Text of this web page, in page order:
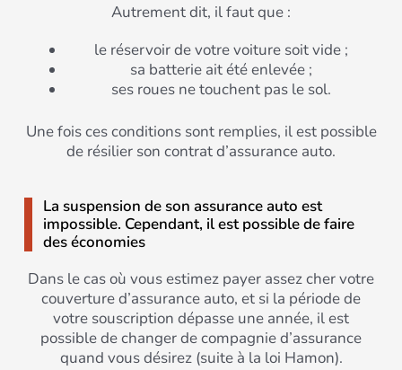
Autrement dit, il faut que :
le réservoir de votre voiture soit vide ;
sa batterie ait été enlevée ;
ses roues ne touchent pas le sol.
Une fois ces conditions sont remplies, il est possible
de résilier son contrat d’assurance auto.
La suspension de son assurance auto est
impossible. Cependant, il est possible de faire
des économies
Dans le cas où vous estimez payer assez cher votre
couverture d’assurance auto, et si la période de
votre souscription dépasse une année, il est
possible de changer de compagnie d’assurance
quand vous désirez (suite à la loi Hamon).